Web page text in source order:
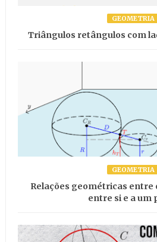
GEOMETRIA
Triângulos retângulos com
GEOMETRIA
Relações geométricas
entre si e a um